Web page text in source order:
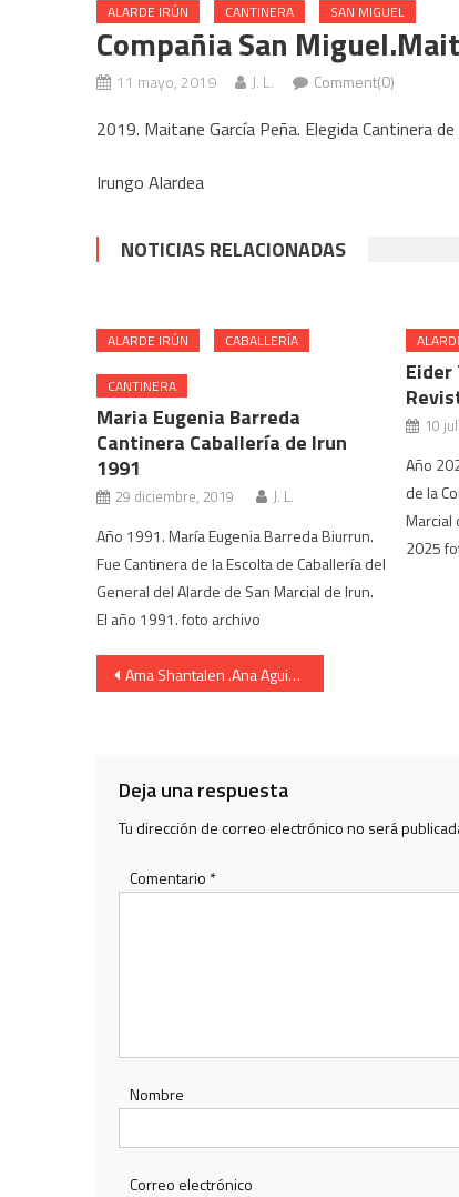
ALARDE IRÚN CANTINERA SAN MIGUEL
Compañia San
11 mayo, 2019 J. L. Comment(0)
2019. Maitane García Peña. Elegida Cantinera
Irungo Alardea
NOTICIAS RELACIONADAS
ALARDE IRÚN CABALLERÍA
CANTINERA
Maria Eugenia Barreda
Cantinera Caballería de Irun
1991
29 diciembre, 2019 J. L.
Año 1991. María Eugenia Barreda Biurrun.
Fue Cantinera de la Escolta de Caballería del
General del Alarde de San Marcial de Irun.
El año 1991. foto archivo
Eider
10
Año
de la
Marcial
2025
Navegación
Ama Shantalen .Ana Aguirresarobe Rubio.2019
Deja una respuesta
Tu dirección de correo electrónico no será
Comentario *
Nombre
Correo electrónico